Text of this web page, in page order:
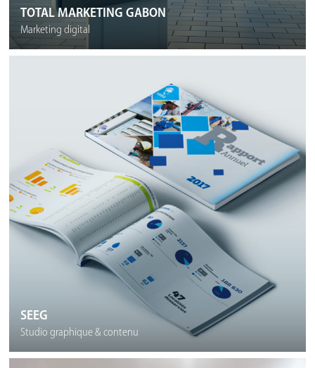
TOTAL MARKETING GABON
Marketing digital
SEEG
Studio graphique & contenu